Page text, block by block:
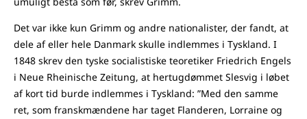
Det var ikke kun Grimm og andre nationalister, der fandt, at
dele af eller hele Danmark skulle indlemmes i Tyskland. I
1848 skrev den tyske socialistiske teoretiker Friedrich Engels
i Neue Rheinische Zeitung, at hertugdømmet Slesvig i løbet
af kort tid burde indlemmes i Tyskland: ”Med den samme
ret, som franskmændene har taget Flanderen, Lorraine og